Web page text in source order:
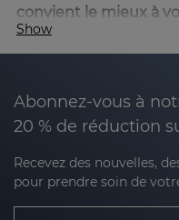
convient le mieux à
une application
ou en spray ont tous
contrôle lorsque
et la crème solaire en
Produits solaires
Une exposition
Show
Abonnez-vous à
20 % de réduction
Recevez des nouvelles,
pour prendre soin de